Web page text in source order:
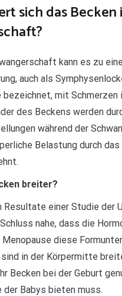
sich das Becken
kann es zu
auch als
bezeichnet, mit Schmerzen
des Beckens werden
während der
Belastung durch das
breiter?
Resultate einer Studie der
nahe, dass die
diese
sind in der Körpermitte
Becken bei der Geburt
der Babys bieten muss.